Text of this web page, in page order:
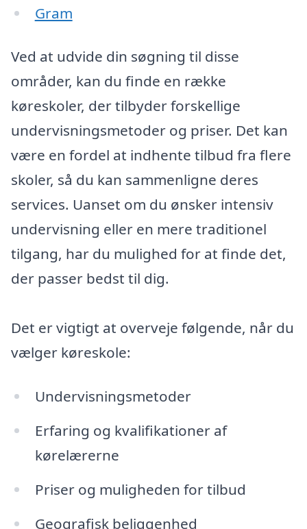
Gram
Ved at udvide din søgning til disse
områder, kan du finde en række
køreskoler, der tilbyder forskellige
undervisningsmetoder og priser. Det kan
være en fordel at indhente tilbud fra flere
skoler, så du kan sammenligne deres
services. Uanset om du ønsker intensiv
undervisning eller en mere traditionel
tilgang, har du mulighed for at finde det,
der passer bedst til dig.
Det er vigtigt at overveje følgende, når du
vælger køreskole:
Undervisningsmetoder
Erfaring og kvalifikationer af
kørelærerne
Priser og muligheden for tilbud
Geografisk beliggenhed